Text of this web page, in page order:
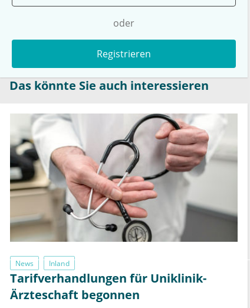
oder
Registrieren
Das könnte Sie auch interessieren
News Inland
Tarifverhandlungen für Uniklinik-
Ärzteschaft begonnen